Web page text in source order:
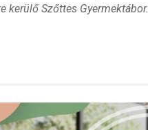
kerülő Szőttes Gyermektábor.